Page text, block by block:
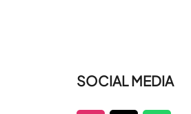
SOCIAL MEDIA